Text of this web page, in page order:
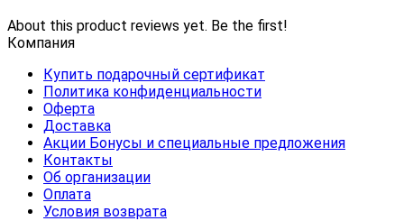
About this product reviews yet. Be the first!
Компания
Купить подарочный сертификат
Политика конфиденциальности
Оферта
Доставка
Акции Бонусы и специальные предложения
Контакты
Об организации
Оплата
Условия возврата